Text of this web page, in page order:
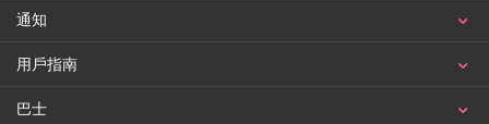
通知
用戶指南
巴士